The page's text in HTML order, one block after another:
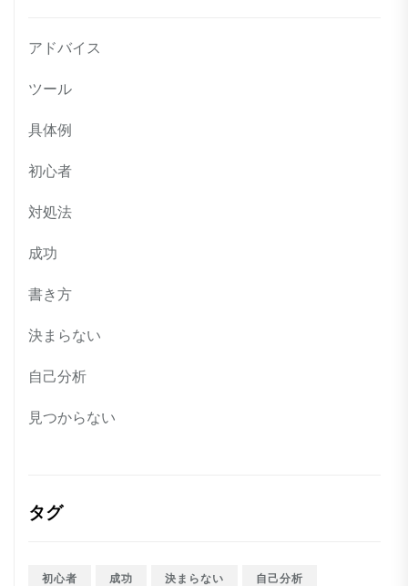
アドバイス
ツール
具体例
初心者
対処法
成功
書き方
決まらない
自己分析
見つからない
タグ
初心者 成功 決まらない 自己分析